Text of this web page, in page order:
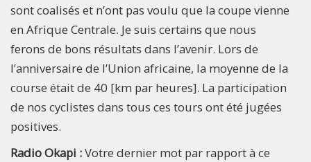
sont coalisés et n’ont pas voulu que la coupe vienne
en Afrique Centrale. Je suis certains que nous
ferons de bons résultats dans l’avenir. Lors de
l’anniversaire de l’Union africaine, la moyenne de la
course était de 40 [km par heures]. La participation
de nos cyclistes dans tous ces tours ont été jugées
positives.
Radio Okapi :Votre dernier mot par rapport à ce